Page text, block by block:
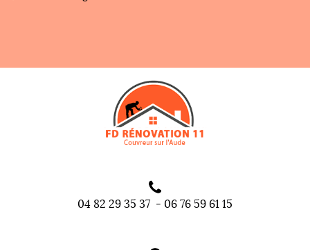
04 82 29 35 37 - 06 76 59 61 15